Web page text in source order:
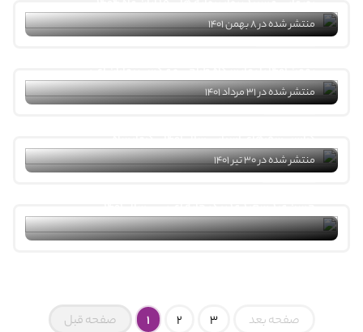
منتشر شده در 8 بهمن 1401
منتشر شده در 31 مرداد 1401
منتشر شده در 30 تیر 1401
صفحه قبل 1 2 3 صفحه بعد